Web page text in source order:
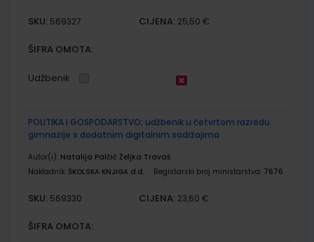
SKU: 569327 CIJENA: 25,50 €
ŠIFRA OMOTA:
Udžbenik
POLITIKA I GOSPODARSTVO; udžbenik u četvrtom razredu
gimnazije s dodatnim digitalnim sadržajima
Autor(i): Natalija Palčić Željka Travaš
Nakladnik: ŠKOLSKA KNJIGA d.d. Registarski broj ministarstva: 7676
SKU: 569330 CIJENA: 23,60 €
ŠIFRA OMOTA: